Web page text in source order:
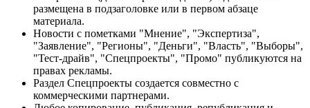
размещена в подзаголовке или в первом абзаце
материала.
Новости с пометками "Мнение", "Экспертиза",
"Заявление", "Регионы", "Деньги", "Власть", "Выборы",
"Тест-драйв", "Спецпроекты", "Промо" публикуются на
правах рекламы.
Раздел Спецпроекты создается совместно с
коммерческими партнерами.